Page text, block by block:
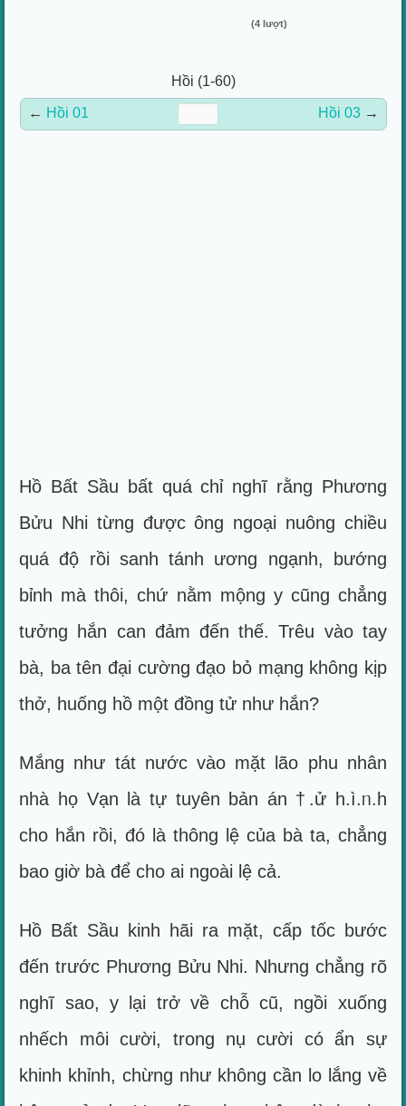
(4 lượt)
Hồi (1-60)
← Hồi 01 Hồi 03 →
Hồ Bất Sầu bất quá chỉ nghĩ rằng Phương
Bửu Nhi từng được ông ngoại nuông chiều
quá độ rồi sanh tánh ương ngạnh, bướng
bỉnh mà thôi, chứ nằm mộng y cũng chẳng
tưởng hắn can đảm đến thế. Trêu vào tay
bà, ba tên đại cường đạo bỏ mạng không kịp
thở, huống hồ một đồng tử như hắn?
Mắng như tát nước vào mặt lão phu nhân
nhà họ Vạn là tự tuyên bản án †.ử h.ì.ᥒ.h
cho hắn rồi, đó là thông lệ của bà ta, chẳng
bao giờ bà để cho ai ngoài lệ cả.
Hồ Bất Sầu kinh hãi ra mặt, cấp tốc bước
đến trước Phương Bửu Nhi. Nhưng chẳng rõ
nghĩ sao, y lại trở về chỗ cũ, ngồi xuống
nhếch môi cười, trong nụ cười có ẩn sự
khinh khỉnh, chừng như không cần lo lắng về